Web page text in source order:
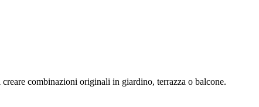
combinazioni originali in giardino, terrazza o balcone.